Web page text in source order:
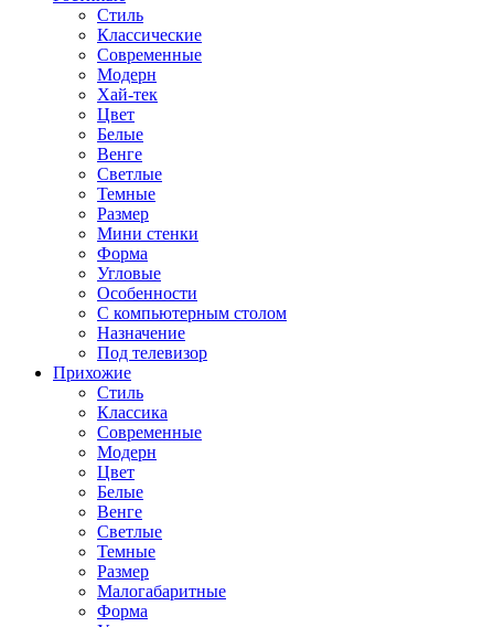
Стиль
Классические
Современные
Модерн
Хай-тек
Цвет
Белые
Венге
Светлые
Темные
Размер
Мини стенки
Форма
Угловые
Особенности
С компьютерным столом
Назначение
Под телевизор
Прихожие
Стиль
Классика
Современные
Модерн
Цвет
Белые
Венге
Светлые
Темные
Размер
Малогабаритные
Форма